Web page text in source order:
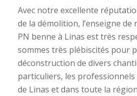
Avec notre excellente
de la démolition, l’enseigne
PN benne à Linas est très
sommes très plébiscités pour
déconstruction de divers
particuliers, les professionnels
de Linas et dans toute la